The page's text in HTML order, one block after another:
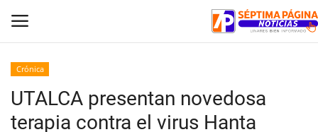
Inicio
Crónica
UTALCA presentan novedosa
terapia contra el virus Hanta